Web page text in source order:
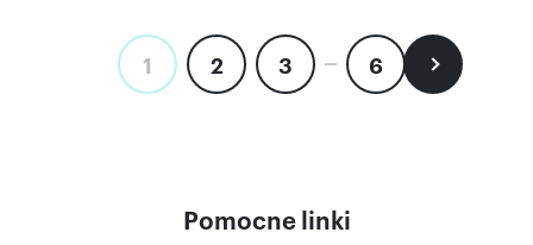
1 2 3 6
Pomocne linki